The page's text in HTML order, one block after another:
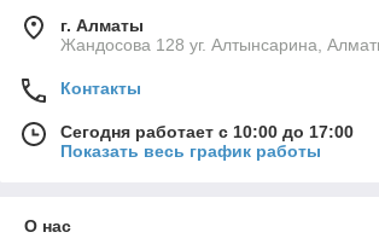
г. Алматы
Жандосова 128 уг. Алтынсарина,
Контакты
Сегодня работает с 10:00 до 17:00
Показать весь график работы
О нас